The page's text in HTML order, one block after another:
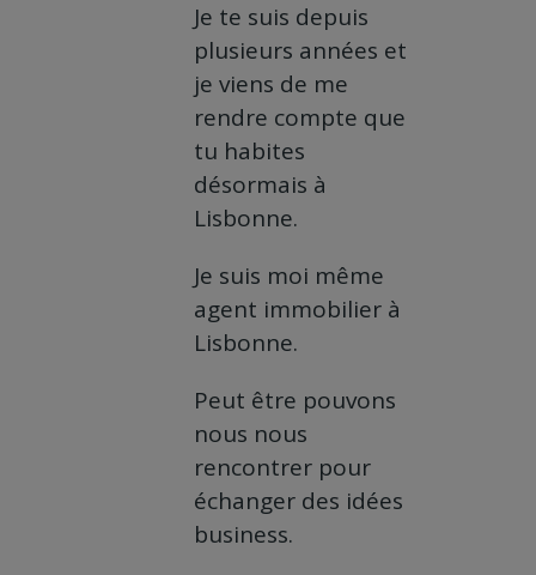
Je te suis depuis
plusieurs années et
je viens de me
rendre compte que
tu habites
désormais à
Lisbonne.
Je suis moi même
agent immobilier à
Lisbonne.
Peut être pouvons
nous nous
rencontrer pour
échanger des idées
business.